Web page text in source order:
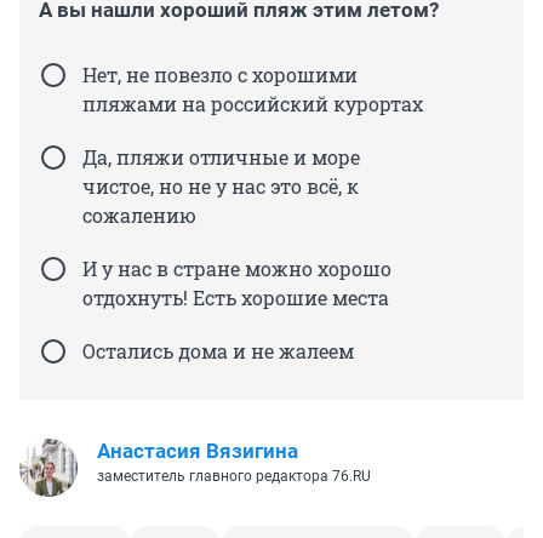
А вы нашли хороший пляж этим летом?
Нет, не повезло с хорошими
пляжами на российский курортах
Да, пляжи отличные и море
чистое, но не у нас это всё, к
сожалению
И у нас в стране можно хорошо
отдохнуть! Есть хорошие места
Остались дома и не жалеем
Анастасия Вязигина
заместитель главного редактора 76.RU